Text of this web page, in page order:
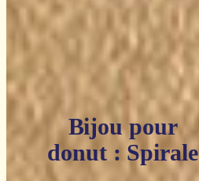
Bijou pour
donut : Spirale